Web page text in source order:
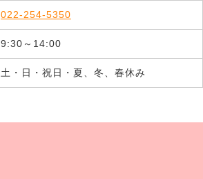
022-254-5350
9:30～14:00
土・日・祝日・夏、冬、春休み